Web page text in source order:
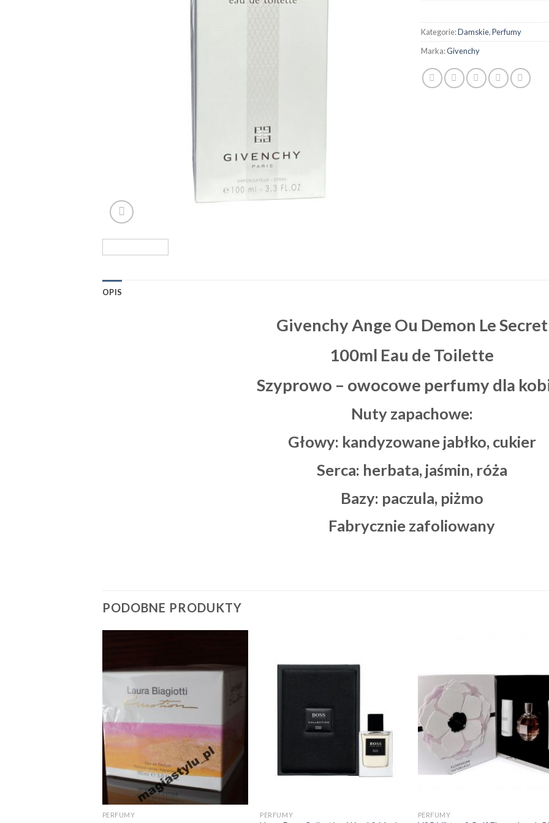
Kategorie:Damskie,Perfumy
Marka:Givenchy
OPIS
Givenchy Ange Ou Demon Le Secret
100ml Eau de Toilette
Szyprowo – owocowe perfumy dla
Nuty zapachowe:
Głowy: kandyzowane jabłko, cukier
Serca: herbata, jaśmin, róża
Bazy: paczula, piżmo
Fabrycznie zafoliowany
PODOBNE PRODUKTY
PERFUMY PERFUMY PERFUMY